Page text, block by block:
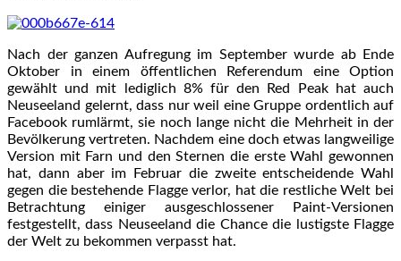
Nach der ganzen Aufregung im September wurde ab Ende
Oktober in einem öffentlichen Referendum eine Option
gewählt und mit lediglich 8% für den Red Peak hat auch
Neuseeland gelernt, dass nur weil eine Gruppe ordentlich auf
Facebook rumlärmt, sie noch lange nicht die Mehrheit in der
Bevölkerung vertreten. Nachdem eine doch etwas langweilige
Version mit Farn und den Sternen die erste Wahl gewonnen
hat, dann aber im Februar die zweite entscheidende Wahl
gegen die bestehende Flagge verlor, hat die restliche Welt bei
Betrachtung einiger ausgeschlossener Paint-Versionen
festgestellt, dass Neuseeland die Chance die lustigste Flagge
der Welt zu bekommen verpasst hat.